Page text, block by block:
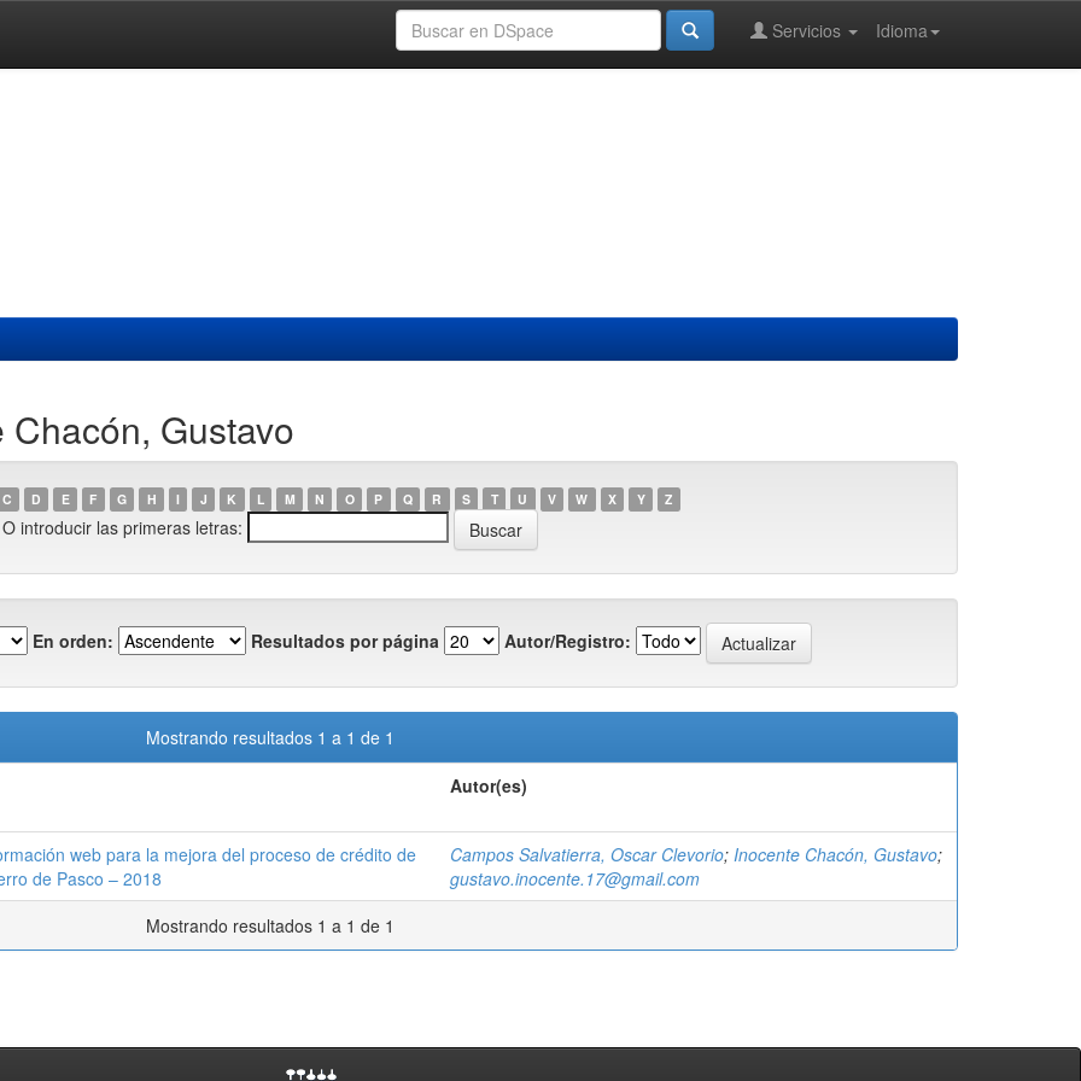
Idioma
Servicios
Gustavo
C D E F G H I J K L M N O P Q R S T U V W X Y Z
O introducir las primeras letras:
En orden: Resultados por página Autor/Registro:
Mostrando resultados 1 a 1 de 1
Autor(es)
web para la mejora del proceso de crédito de
de Pasco – 2018
Campos Salvatierra, Oscar Clevorio; Inocente Chacón, Gustavo;
gustavo.inocente.17@gmail.com
Mostrando resultados 1 a 1 de 1